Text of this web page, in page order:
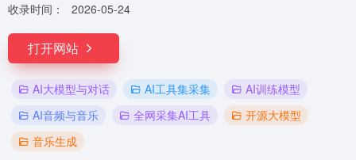
收录时间：
2026-05-24
打开网站
AI大模型与对话 AI工具集采集
AI训练模型
AI音频与音乐
全网采集AI工具
开源大模型
音乐生成